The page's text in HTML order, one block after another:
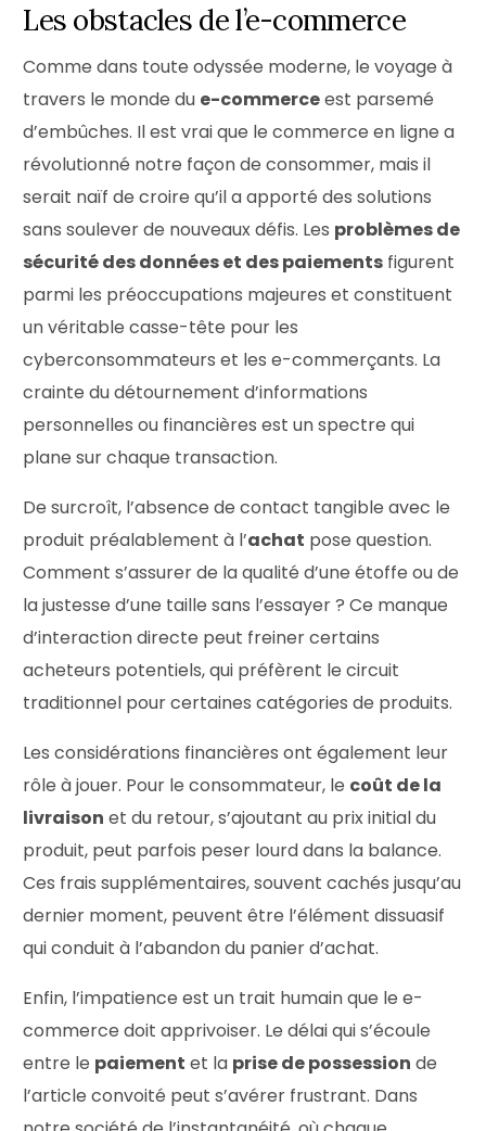
Les obstacles de l’e-commerce
Comme dans toute odyssée moderne, le voyage à
travers le monde du e-commerceest parsemé
d’embûches. Il est vrai que le commerce en ligne a
révolutionné notre façon de consommer, mais il
serait naïf de croire qu’il a apporté des solutions
sans soulever de nouveaux défis. Les problèmes de
sécurité des données et des paiements figurent
parmi les préoccupations majeures et constituent
un véritable casse-tête pour les
cyberconsommateurs et les e-commerçants. La
crainte du détournement d’informations
personnelles ou financières est un spectre qui
plane sur chaque transaction.
De surcroît, l’absence de contact tangible avec le
produit préalablement à l’achat pose question.
Comment s’assurer de la qualité d’une étoffe ou de
la justesse d’une taille sans l’essayer ? Ce manque
d’interaction directe peut freiner certains
acheteurs potentiels, qui préfèrent le circuit
traditionnel pour certaines catégories de produits.
Les considérations financières ont également leur
rôle à jouer. Pour le consommateur, le coût de la
livraison et du retour, s’ajoutant au prix initial du
produit, peut parfois peser lourd dans la balance.
Ces frais supplémentaires, souvent cachés jusqu’au
dernier moment, peuvent être l’élément dissuasif
qui conduit à l’abandon du panier d’achat.
Enfin, l’impatience est un trait humain que le e-
commerce doit apprivoiser. Le délai qui s’écoule
entre le paiement et la prise de possession de
l’article convoité peut s’avérer frustrant. Dans